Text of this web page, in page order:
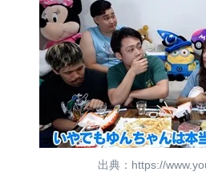
出典：https://